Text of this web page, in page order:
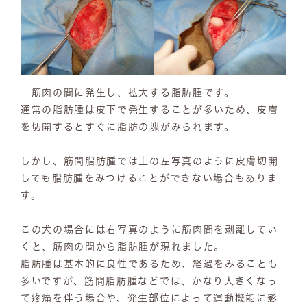
筋肉の間に発生し、拡大する脂肪腫です。
通常の脂肪腫は皮下で発生することが多いため、皮膚
を切開するとすぐに脂肪の塊がみられます。
しかし、筋間脂肪腫では上の左写真のように皮膚切開
しても脂肪腫をみつけることができない場合もありま
す。
この犬の場合には右写真のように筋肉間を剥離してい
くと、筋肉の間から脂肪腫が現れました。
脂肪腫は基本的に良性であるため、経過をみることも
多いですが、筋間脂肪腫などでは、かなり大きくなっ
て疼痛を伴う場合や、発生部位によって運動機能に影